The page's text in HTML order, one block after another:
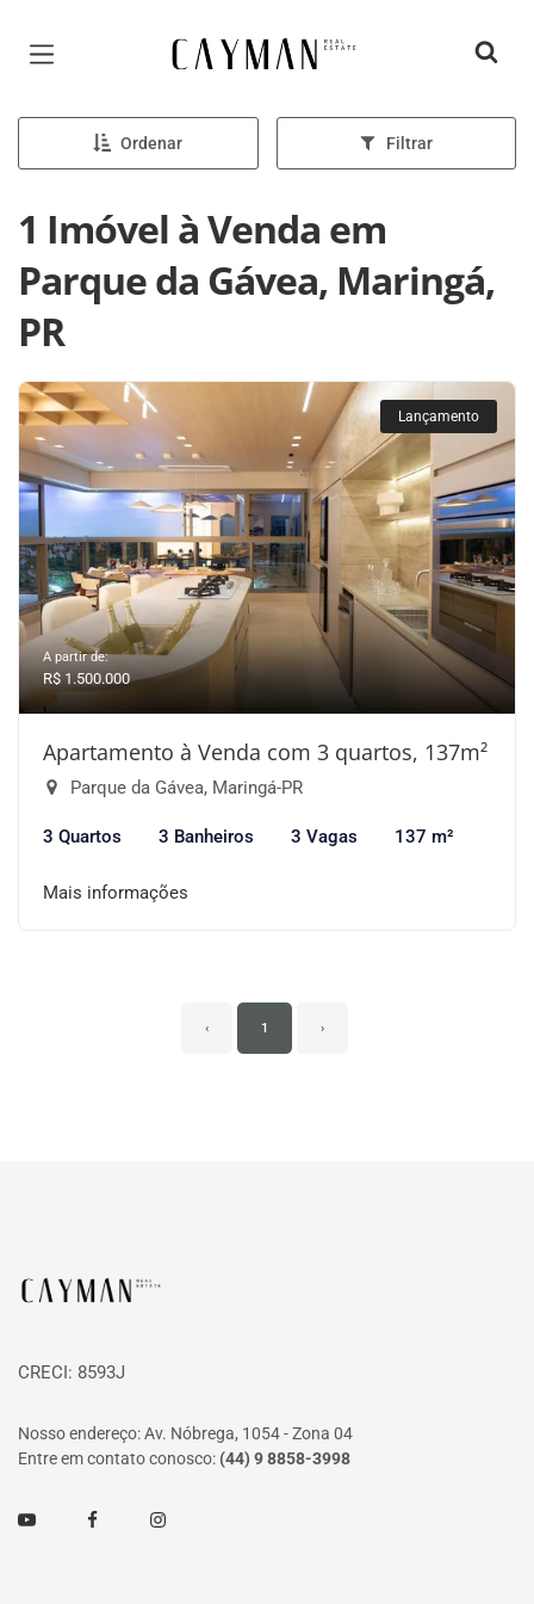
Página inicial
Ordenar Filtrar
1 Imóvel à Venda em
Parque da Gávea, Maringá,
PR
Lançamento
A partir de:
R$ 1.500.000
Apartamento à Venda com 3 quartos, 137m²
Parque da Gávea, Maringá-PR
3 Quartos 3 Banheiros 3 Vagas 137 m²
Mais informações
‹ 1 ›
Página inicial
CRECI: 8593J
Nosso endereço: Av. Nóbrega, 1054 - Zona 04
Entre em contato conosco: (44) 9 8858-3998
Youtube FacebookInstagram